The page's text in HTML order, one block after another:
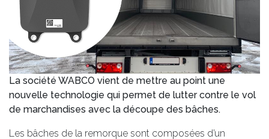
La société WABCO vient de mettre au point une
nouvelle technologie qui permet de lutter contre le vol
de marchandises avec la découpe des bâches.
Les bâches de la remorque sont composées d’un